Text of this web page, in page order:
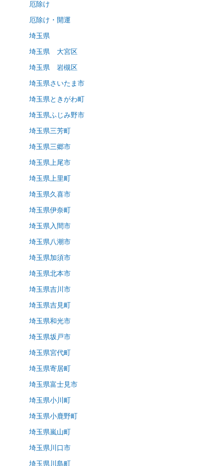
厄除け
厄除け・開運
埼玉県
埼玉県 大宮区
埼玉県 岩槻区
埼玉県さいたま市
埼玉県ときがわ町
埼玉県ふじみ野市
埼玉県三芳町
埼玉県三郷市
埼玉県上尾市
埼玉県上里町
埼玉県久喜市
埼玉県伊奈町
埼玉県入間市
埼玉県八潮市
埼玉県加須市
埼玉県北本市
埼玉県吉川市
埼玉県吉見町
埼玉県和光市
埼玉県坂戸市
埼玉県宮代町
埼玉県寄居町
埼玉県富士見市
埼玉県小川町
埼玉県小鹿野町
埼玉県嵐山町
埼玉県川口市
埼玉県川島町